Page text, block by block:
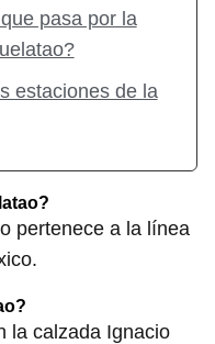
pasa por la
estaciones de la
pertenece a la línea
la calzada Ignacio